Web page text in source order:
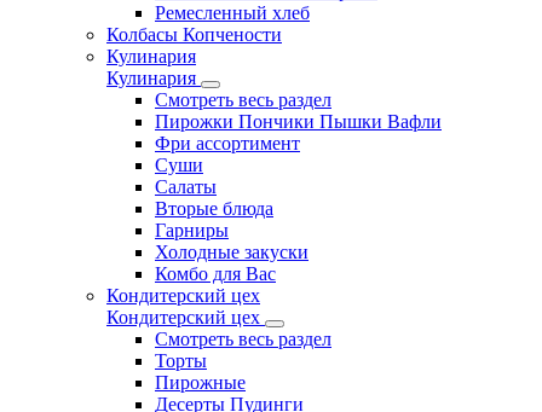
Ремесленный хлеб
Колбасы Копчености
Кулинария
Кулинария
Смотреть весь раздел
Пирожки Пончики Пышки Вафли
Фри ассортимент
Суши
Салаты
Вторые блюда
Гарниры
Холодные закуски
Комбо для Вас
Кондитерский цех
Кондитерский цех
Смотреть весь раздел
Торты
Пирожные
Десерты Пудинги